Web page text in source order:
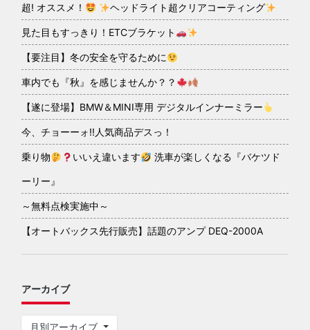
超! オススメ！ ヘッドライト超クリアコーティング
見た目もすっきり！ETCブラケット
【要注目】冬の安全を守るために
車内でも『秋』を感じませんか？？
【遂に登場】BMW＆MINI専用 デジタルインナーミラー
今、チョーーォ!!人気商品デスっ！
乗り物 いいえ違います 洗車が楽しくなる『バケツド
ーリー』
～無料点検実施中～
【オートバックス先行販売】話題のアンプ DEQ-2000A
アーカイブ
月別アーカイブ